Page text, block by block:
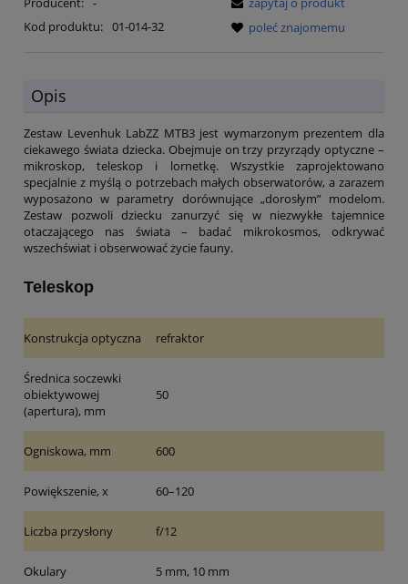
Kod produktu: 01-014-32
poleć znajomemu
Opis
Zestaw Levenhuk LabZZ MTB3 jest wymarzonym prezentem dla
ciekawego świata dziecka. Obejmuje on trzy przyrządy optyczne –
mikroskop, teleskop i lornetkę. Wszystkie zaprojektowano
specjalnie z myślą o potrzebach małych obserwatorów, a zarazem
wyposażono w parametry dorównujące „dorosłym” modelom.
Zestaw pozwoli dziecku zanurzyć się w niezwykłe tajemnice
otaczającego nas świata – badać mikrokosmos, odkrywać
wszechświat i obserwować życie fauny.
Teleskop
Konstrukcja optyczna refraktor
Średnica soczewki
obiektywowej
(apertura), mm
50
Ogniskowa, mm 600
Powiększenie, x 60–120
Liczba przysłony f/12
Okulary 5 mm, 10 mm